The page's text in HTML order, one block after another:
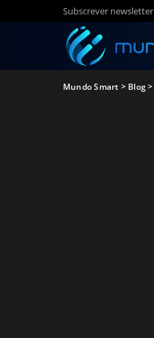
Subscrever newsletter
Mundo Smart > Blog>